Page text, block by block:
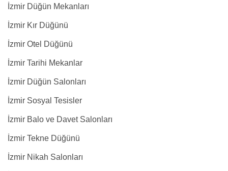
İzmir Düğün Mekanları
İzmir Kır Düğünü
İzmir Otel Düğünü
İzmir Tarihi Mekanlar
İzmir Düğün Salonları
İzmir Sosyal Tesisler
İzmir Balo ve Davet Salonları
İzmir Tekne Düğünü
İzmir Nikah Salonları